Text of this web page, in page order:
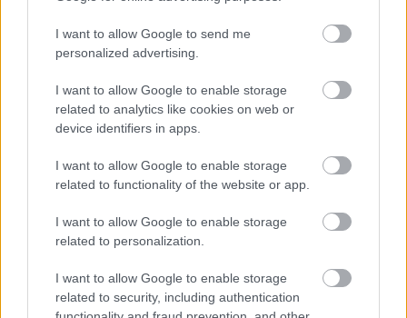
I want to allow Google to send me
personalized advertising.
I want to allow Google to enable storage
related to analytics like cookies on web or
device identifiers in apps.
I want to allow Google to enable storage
related to functionality of the website or app.
I want to allow Google to enable storage
related to personalization.
I want to allow Google to enable storage
related to security, including authentication
EZEKET IS AJÁNLJUK
FORMA-1
hozza meg Lewis Hamilton
feltámadását
FORMA-1
suttognak a Red Bullnál
FORMA-1